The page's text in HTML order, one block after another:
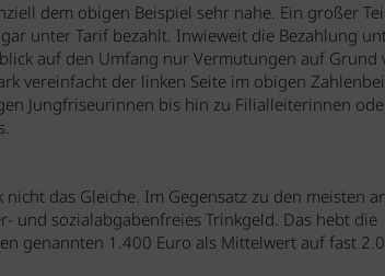
dem obigen Beispiel sehr nahe. Ein großer
unter Tarif bezahlt. Inwieweit die Bezahlung
auf den Umfang nur Vermutungen auf Grund
vereinfacht der linken Seite im obigen
Jungfriseurinnen bis hin zu Filialleiterinnen
das Gleiche. Im Gegensatz zu den meisten
und sozialabgabenfreies Trinkgeld. Das hebt die
genannten 1.400 Euro als Mittelwert auf fast